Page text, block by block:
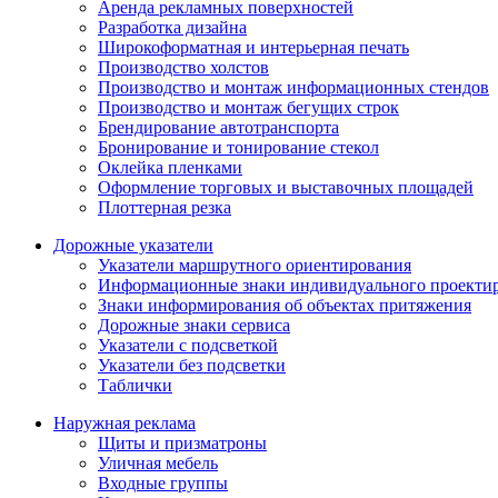
Аренда рекламных поверхностей
Разработка дизайна
Широкоформатная и интерьерная печать
Производство холстов
Производство и монтаж информационных стендов
Производство и монтаж бегущих строк
Брендирование автотранспорта
Бронирование и тонирование стекол
Оклейка пленками
Оформление торговых и выставочных площадей
Плоттерная резка
Дорожные указатели
Указатели маршрутного ориентирования
Информационные знаки индивидуального
Знаки информирования об объектах притяжения
Дорожные знаки сервиса
Указатели с подсветкой
Указатели без подсветки
Таблички
Наружная реклама
Щиты и призматроны
Уличная мебель
Входные группы